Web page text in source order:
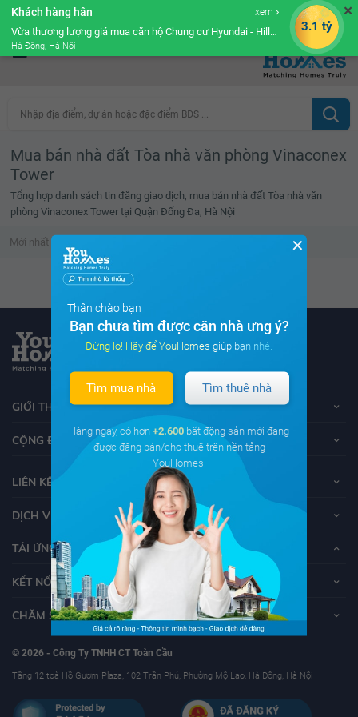
Cộng đồng Môi giới bPRO
Nhập địa điểm, dự án hoặc đặc điểm BĐS ...
Mua bán nhà đất Tòa nhà văn phòng Vinaconex
Tower
Tổng hợp danh sách tin đăng giao dịch, mua bán nhà đất Tòa nhà văn
phòng Vinaconex Tower tại Quận Đống Đa, Hà Nội
Mới nhất
Không tìm thấy tin bất động sản nào
GIỚI THIỆU VỀ YOUHOMES
CỘNG ĐỒNG YOUHOMERS
LIÊN KẾT
DỊCH VỤ KHÁCH HÀNG
TẢI ỨNG DỤNG YOUHOMES
KẾT NỐI VỚI YOUHOMES
CHĂM SÓC KHÁCH HÀNG
© 2026 - Công Ty TNHH CT Toàn Cầu
Tầng 12 toà Hồ Gươm Plaza, 102 Trần Phú, Phường Mộ Lao, Hà Đông, Hà Nội
✕
Thân chào bạn
Bạn chưa tìm được căn nhà ưng ý?
Đừng lo! Hãy để YouHomes giúp bạn nhé.
Tìm mua nhà Tìm thuê nhà
Hàng ngày, có hơn +2.600 bất động sản mới đang
được đăng bán/cho thuê trên nền tảng
YouHomes.
✕
Khách hàng hân xem
Vừa thương lượng giá mua căn hộ Chung cư Hyundai - Hillstate
Hà Đông, Hà Nội
3.1 tỷ